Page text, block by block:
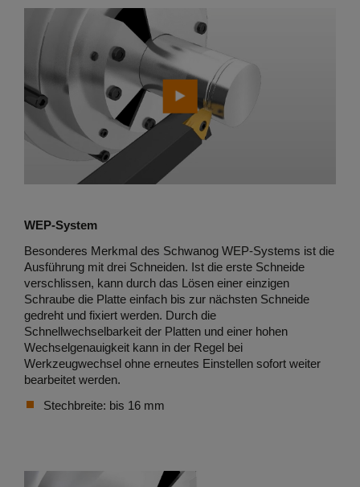
WEP-System
Besonderes Merkmal des Schwanog WEP-Systems ist die
Ausführung mit drei Schneiden. Ist die erste Schneide
verschlissen, kann durch das Lösen einer einzigen
Schraube die Platte einfach bis zur nächsten Schneide
gedreht und fixiert werden. Durch die
Schnellwechselbarkeit der Platten und einer hohen
Wechselgenauigkeit kann in der Regel bei
Werkzeugwechsel ohne erneutes Einstellen sofort weiter
bearbeitet werden.
Stechbreite: bis 16 mm